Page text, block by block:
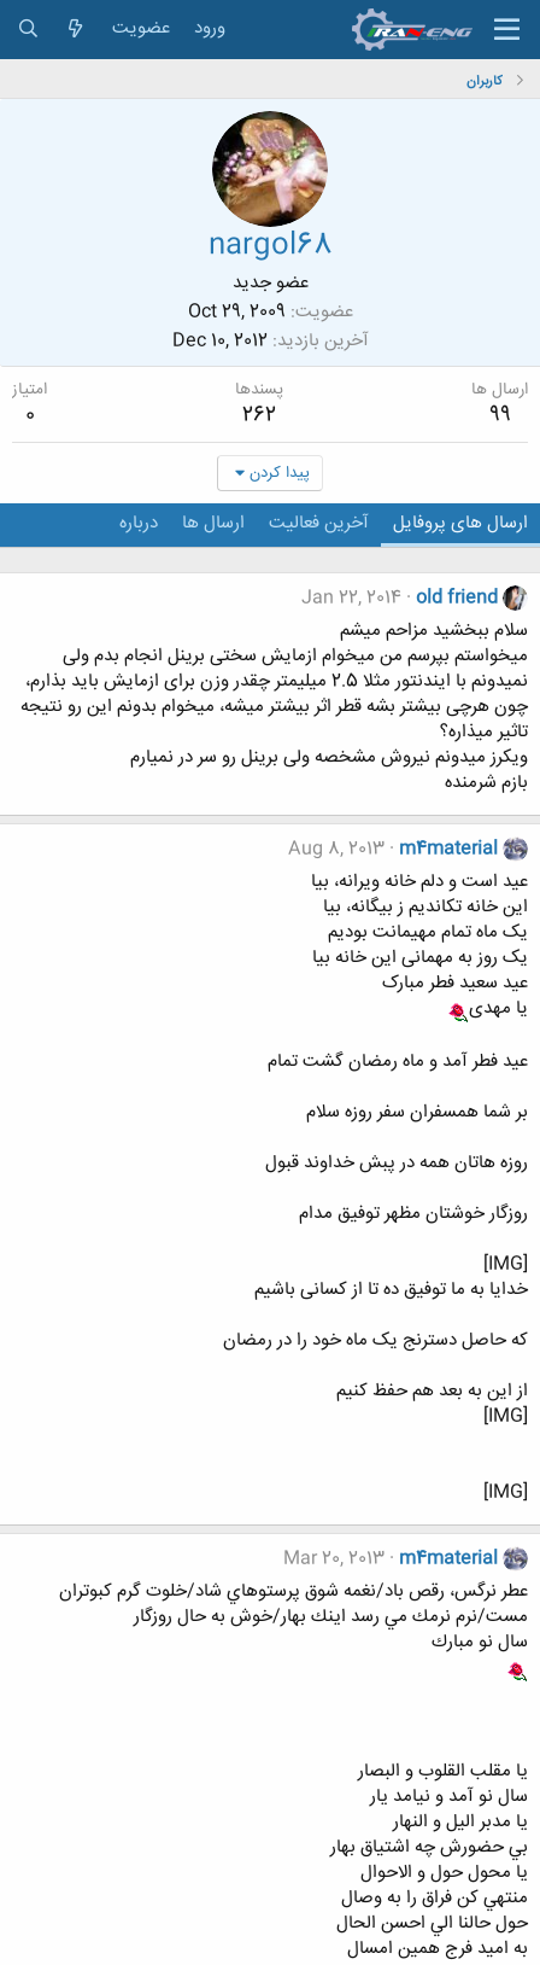
ورود عضویت
کاربران
nargol68
عضو جدید
عضویت Oct 29, 2009
آخرین بازدید Dec 10, 2012
ارسال ها
99
پسندها
262
امتیاز
0
پیدا کردن
ارسال های پروفایل آخرین فعالیت ارسال ها درباره
old friend
Jan 22, 2014
سلام ببخشید مزاحم میشم
میخواستم بپرسم من میخوام ازمایش سختی برینل انجام بدم ولی
نمیدونم با ایندنتور مثلا 2.5 میلیمتر چقدر وزن برای ازمایش باید بذارم،
چون هرچی بیشتر بشه قطر اثر بیشتر میشه، میخوام بدونم این رو نتیجه
تاثیر میذاره؟
ویکرز میدونم نیروش مشخصه ولی برینل رو سر در نمیارم
بازم شرمنده
m4material
Aug 8, 2013
عید است و دلم خانه ویرانه، بیا
این خانه تکاندیم ز بیگانه، بیا
یک ماه تمام مهیمانت بودیم
یک روز به مهمانی این خانه بیا
عید سعید فطر مبارک
یا مهدی
عید فطر آمد و ماه رمضان گشت تمام
بر شما همسفران سفر روزه سلام
روزه هاتان همه در پبش خداوند قبول
روزگار خوشتان مظهر توفیق مدام
[IMG]
خدایا به ما توفیق ده تا از کسانی باشیم
که حاصل دسترنج یک ماه خود را در رمضان
از این به بعد هم حفظ کنیم
[IMG]
[IMG]
m4material
Mar 20, 2013
عطر نرگس، رقص باد/نغمه شوق پرستوهاي شاد/خلوت گرم كبوتران
مست/نرم نرمك مي رسد اينك بهار/خوش به حال روزگار
سال نو مبارك
يا مقلب القلوب و البصار
سال نو آمد و نيامد يار
يا مدبر اليل و النهار
بي حضورش چه اشتياق بهار
يا محول حول و الاحوال
منتهي كن فراق را به وصال
حول حالنا الي احسن الحال
به اميد فرج همين امسال